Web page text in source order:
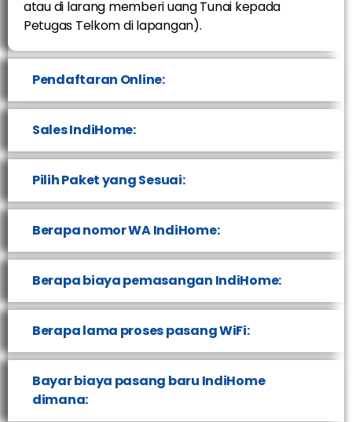
atau di larang memberi uang Tunai kepada
Petugas Telkom di lapangan).
Pendaftaran Online:
Sales IndiHome:
Pilih Paket yang Sesuai:
Berapa nomor WA IndiHome:
Berapa biaya pemasangan IndiHome:
Berapa lama proses pasang WiFi:
Bayar biaya pasang baru IndiHome
dimana: